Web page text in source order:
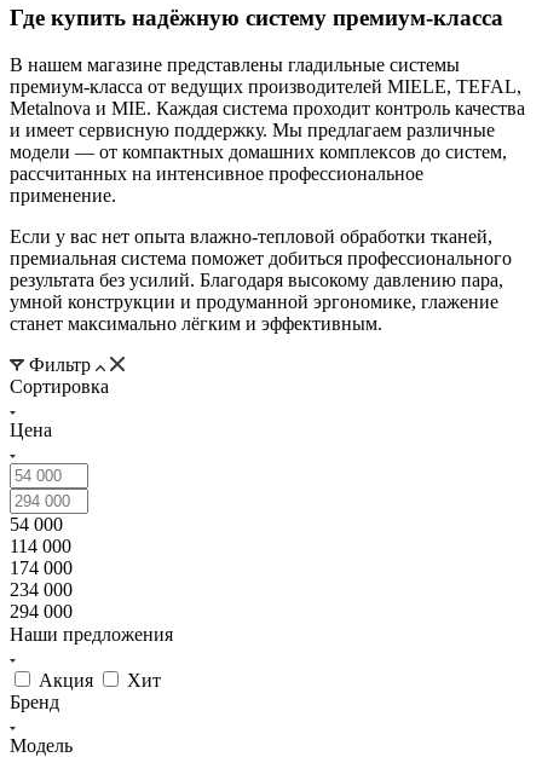
Где купить надёжную систему премиум-класса
В нашем магазине представлены гладильные системы
премиум-класса от ведущих производителей MIELE, TEFAL,
Metalnova и MIE. Каждая система проходит контроль качества
и имеет сервисную поддержку. Мы предлагаем различные
модели — от компактных домашних комплексов до систем,
рассчитанных на интенсивное профессиональное
применение.
Если у вас нет опыта влажно-тепловой обработки тканей,
премиальная система поможет добиться профессионального
результата без усилий. Благодаря высокому давлению пара,
умной конструкции и продуманной эргономике, глажение
станет максимально лёгким и эффективным.
Фильтр
Сортировка
Цена
54 000
114 000
174 000
234 000
294 000
Наши предложения
Акция
Хит
Бренд
Модель